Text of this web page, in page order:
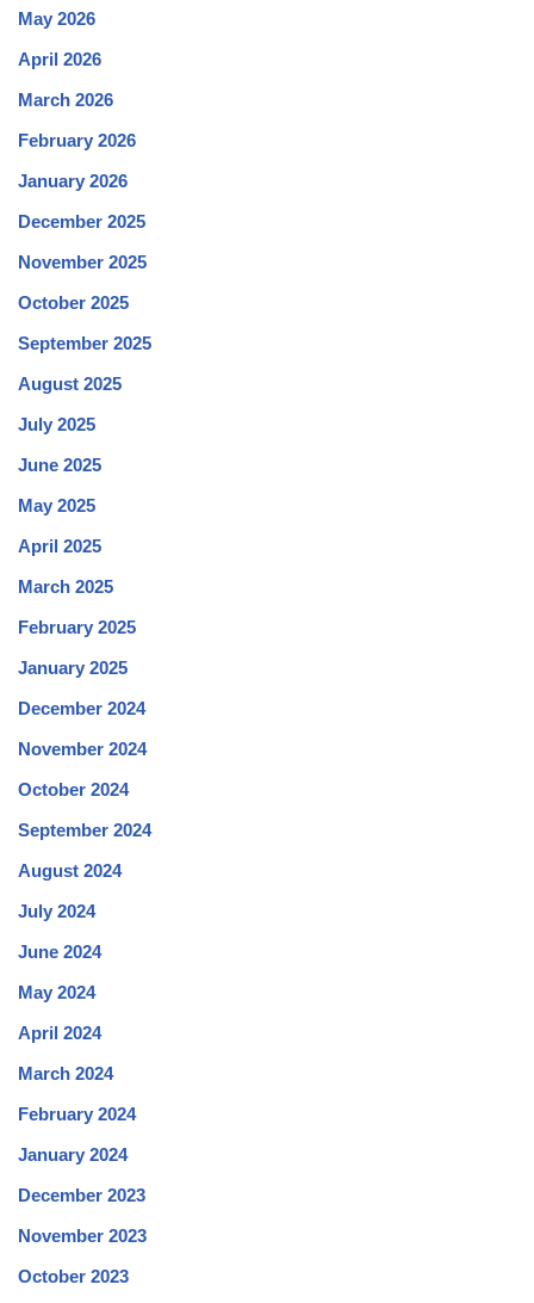
May 2026
April 2026
March 2026
February 2026
January 2026
December 2025
November 2025
October 2025
September 2025
August 2025
July 2025
June 2025
May 2025
April 2025
March 2025
February 2025
January 2025
December 2024
November 2024
October 2024
September 2024
August 2024
July 2024
June 2024
May 2024
April 2024
March 2024
February 2024
January 2024
December 2023
November 2023
October 2023